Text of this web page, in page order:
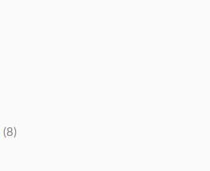
(8)